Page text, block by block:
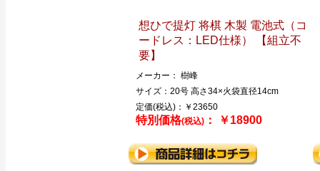
想ひで提灯 将棋 木製 電池式（コ
ードレス：LED仕様） 【組立不
要】
メーカー： 樹峰
サイズ：20号 高さ34×火袋直径14cm
定価(税込)：￥23650
特別価格(税込)： ￥18900